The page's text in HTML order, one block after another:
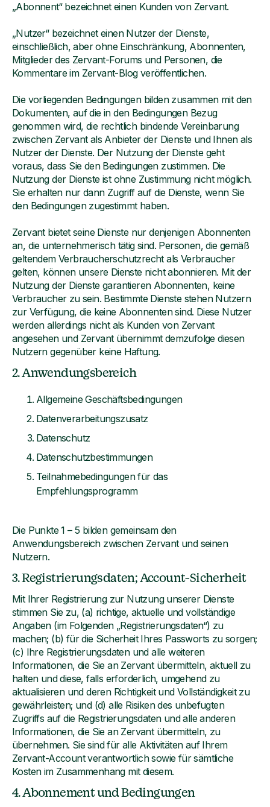
„Abonnent“ bezeichnet einen Kunden von Zervant.
„Nutzer“ bezeichnet einen Nutzer der Dienste,
einschließlich, aber ohne Einschränkung, Abonnenten,
Mitglieder des Zervant-Forums und Personen, die
Kommentare im Zervant-Blog veröffentlichen.
Die vorliegenden Bedingungen bilden zusammen mit den
Dokumenten, auf die in den Bedingungen Bezug
genommen wird, die rechtlich bindende Vereinbarung
zwischen Zervant als Anbieter der Dienste und Ihnen als
Nutzer der Dienste. Der Nutzung der Dienste geht
voraus, dass Sie den Bedingungen zustimmen. Die
Nutzung der Dienste ist ohne Zustimmung nicht möglich.
Sie erhalten nur dann Zugriff auf die Dienste, wenn Sie
den Bedingungen zugestimmt haben.
Zervant bietet seine Dienste nur denjenigen Abonnenten
an, die unternehmerisch tätig sind. Personen, die gemäß
geltendem Verbraucherschutzrecht als Verbraucher
gelten, können unsere Dienste nicht abonnieren. Mit der
Nutzung der Dienste garantieren Abonnenten, keine
Verbraucher zu sein. Bestimmte Dienste stehen Nutzern
zur Verfügung, die keine Abonnenten sind. Diese Nutzer
werden allerdings nicht als Kunden von Zervant
angesehen und Zervant übernimmt demzufolge diesen
Nutzern gegenüber keine Haftung.
2. Anwendungsbereich
Allgemeine Geschäftsbedingungen
Datenverarbeitungszusatz
Datenschutz
Datenschutzbestimmungen
Teilnahmebedingungen für das
Empfehlungsprogramm
Die Punkte 1 – 5 bilden gemeinsam den
Anwendungsbereich zwischen Zervant und seinen
Nutzern.
3. Registrierungsdaten; Account-Sicherheit
Mit Ihrer Registrierung zur Nutzung unserer Dienste
stimmen Sie zu, (a) richtige, aktuelle und vollständige
Angaben (im Folgenden „Registrierungsdaten“) zu
machen; (b) für die Sicherheit Ihres Passworts zu sorgen;
(c) Ihre Registrierungsdaten und alle weiteren
Informationen, die Sie an Zervant übermitteln, aktuell zu
halten und diese, falls erforderlich, umgehend zu
aktualisieren und deren Richtigkeit und Vollständigkeit zu
gewährleisten; und (d) alle Risiken des unbefugten
Zugriffs auf die Registrierungsdaten und alle anderen
Informationen, die Sie an Zervant übermitteln, zu
übernehmen. Sie sind für alle Aktivitäten auf Ihrem
Zervant-Account verantwortlich sowie für sämtliche
Kosten im Zusammenhang mit diesem.
4. Abonnement und Bedingungen